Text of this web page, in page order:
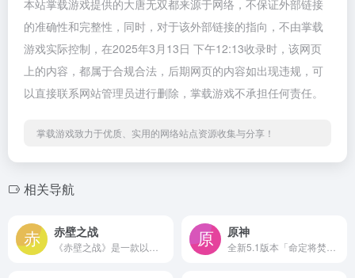
本站掌载游戏提供的大唐无双都来源于网络，不保证外部链接
的准确性和完整性，同时，对于该外部链接的指向，不由掌载
游戏实际控制，在2025年3月13日 下午12:13收录时，该网页
上的内容，都属于合规合法，后期网页的内容如出现违规，可
以直接联系网站管理员进行删除，掌载游戏不承担任何责任。
掌载游戏致力于优质、实用的网络站点资源收集与分享！
相关导航
赤壁之战 原神